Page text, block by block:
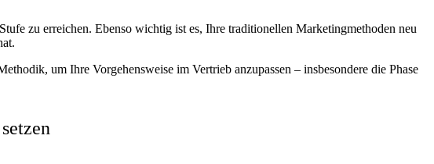
zu erreichen. Ebenso wichtig ist es, Ihre traditionellen Marketingmethoden neu
um Ihre Vorgehensweise im Vertrieb anzupassen – insbesondere die Phase